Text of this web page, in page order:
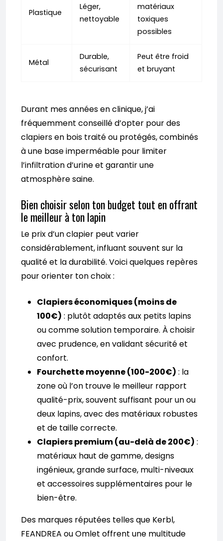
Plastique
Léger,
nettoyable
matériaux
toxiques
possibles
Métal
Durable,
sécurisant
Peut être froid
et bruyant
Durant mes années en clinique, j’ai
fréquemment conseillé d’opter pour des
clapiers en bois traité ou protégés, combinés
à une base imperméable pour limiter
l’infiltration d’urine et garantir une
atmosphère saine.
Bien choisir selon ton budget tout en offrant
le meilleur à ton lapin
Le prix d’un clapier peut varier
considérablement, influant souvent sur la
qualité et la durabilité. Voici quelques repères
pour orienter ton choix :
Clapiers économiques (moins de
100€) : plutôt adaptés aux petits lapins
ou comme solution temporaire. À choisir
avec prudence, en validant sécurité et
confort.
Fourchette moyenne (100-200€) : la
zone où l’on trouve le meilleur rapport
qualité-prix, souvent suffisant pour un ou
deux lapins, avec des matériaux robustes
et de taille correcte.
Clapiers premium (au-delà de 200€) :
matériaux haut de gamme, designs
ingénieux, grande surface, multi-niveaux
et accessoires supplémentaires pour le
bien-être.
Des marques réputées telles que Kerbl,
FEANDREA ou Omlet offrent une multitude